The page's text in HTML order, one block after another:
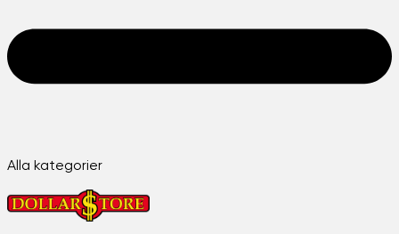
Alla kategorier